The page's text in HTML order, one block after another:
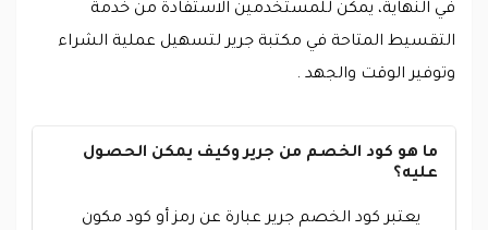
في النهاية، يمكن للمستخدمين الاستفادة من خدمة
التقسيط المتاحة في مكتبة جرير لتسهيل عملية الشراء
وتوفير الوقت والجهد .
ما هو كود الخصم من جرير وكيف يمكن الحصول
عليه؟
يعتبر كود الخصم جرير عبارة عن رمز أو كود مكون